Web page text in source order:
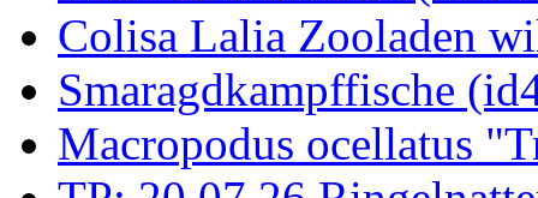
Colisa Lalia Zooladen
Smaragdkampffische
Macropodus ocellatus